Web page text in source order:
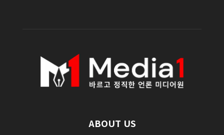
ABOUT US